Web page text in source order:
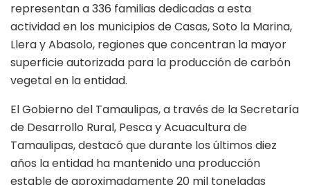
representan a 336 familias dedicadas a esta
actividad en los municipios de Casas, Soto la Marina,
Llera y Abasolo, regiones que concentran la mayor
superficie autorizada para la producción de carbón
vegetal en la entidad.
El Gobierno del Tamaulipas, a través de la Secretaría
de Desarrollo Rural, Pesca y Acuacultura de
Tamaulipas, destacó que durante los últimos diez
años la entidad ha mantenido una producción
estable de aproximadamente 20 mil toneladas